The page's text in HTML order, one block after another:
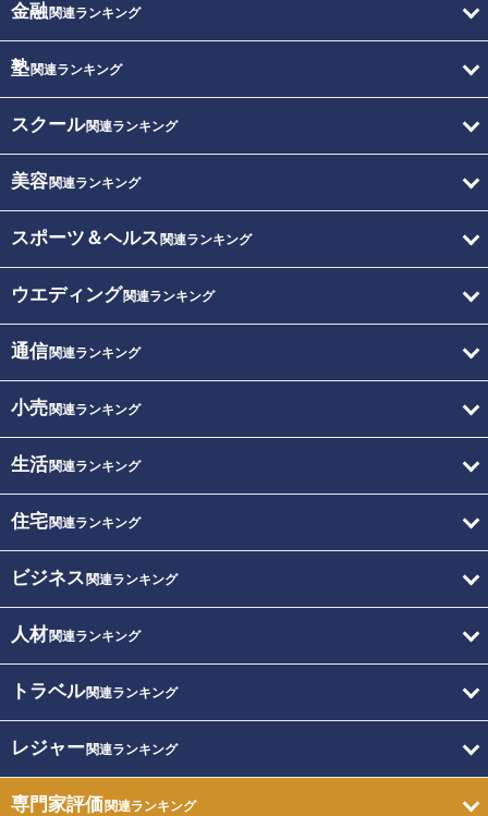
金融関連ランキング
塾関連ランキング
スクール関連ランキング
美容関連ランキング
スポーツ＆ヘルス 関連ランキング
ウエディング関連ランキング
通信関連ランキング
小売関連ランキング
生活関連ランキング
住宅関連ランキング
ビジネス 関連ランキング
人材関連ランキング
トラベル関連ランキング
レジャー関連ランキング
専門家評価関連ランキング